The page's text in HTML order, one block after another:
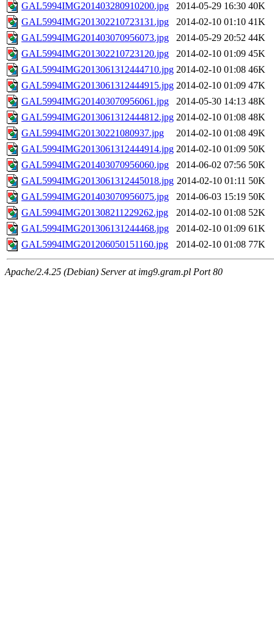
GAL5994IMG201403280910200.jpg
2014-05-29 16:30 40K
GAL5994IMG201302210723131.jpg
2014-02-10 01:10 41K
GAL5994IMG201403070956073.jpg
2014-05-29 20:52 44K
GAL5994IMG201302210723120.jpg
2014-02-10 01:09 45K
GAL5994IMG2013061312444710.jpg 2014-02-10 01:08 46K
GAL5994IMG2013061312444915.jpg 2014-02-10 01:09 47K
GAL5994IMG201403070956061.jpg
2014-05-30 14:13 48K
GAL5994IMG2013061312444812.jpg 2014-02-10 01:08 48K
GAL5994IMG20130221080937.jpg
2014-02-10 01:08 49K
GAL5994IMG2013061312444914.jpg 2014-02-10 01:09 50K
GAL5994IMG201403070956060.jpg
2014-06-02 07:56 50K
GAL5994IMG2013061312445018.jpg 2014-02-10 01:11 50K
GAL5994IMG201403070956075.jpg
2014-06-03 15:19 50K
GAL5994IMG201308211229262.jpg
2014-02-10 01:08 52K
GAL5994IMG201306131244468.jpg
2014-02-10 01:09 61K
GAL5994IMG201206050151160.jpg
2014-02-10 01:08 77K
Apache/2.4.25 (Debian) Server at img9.gram.pl Port 80